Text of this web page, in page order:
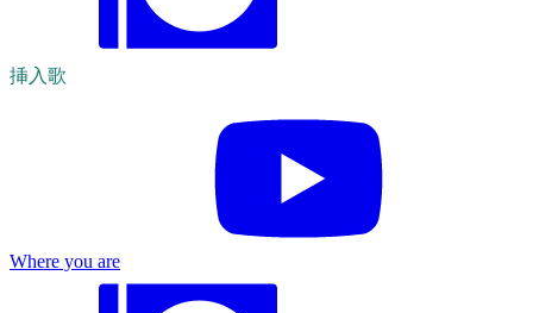
挿入歌
Where you are